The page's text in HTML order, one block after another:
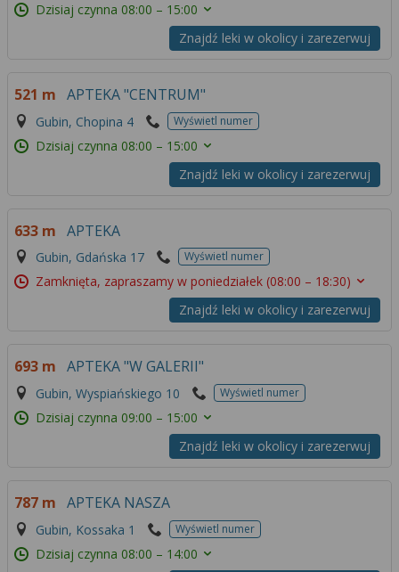
Dzisiaj czynna 08:00 – 15:00
Znajdź leki w okolicy i zarezerwuj
521 m APTEKA "CENTRUM"
Gubin, Chopina 4 Wyświetl numer
Dzisiaj czynna 08:00 – 15:00
Znajdź leki w okolicy i zarezerwuj
633 m APTEKA
Gubin, Gdańska 17 Wyświetl numer
Zamknięta, zapraszamy w poniedziałek (08:00 – 18:30)
Znajdź leki w okolicy i zarezerwuj
693 m APTEKA "W GALERII"
Gubin, Wyspiańskiego 10 Wyświetl numer
Dzisiaj czynna 09:00 – 15:00
Znajdź leki w okolicy i zarezerwuj
787 m APTEKA NASZA
Gubin, Kossaka 1 Wyświetl numer
Dzisiaj czynna 08:00 – 14:00